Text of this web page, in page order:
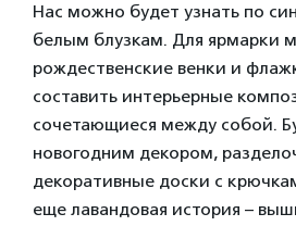
Нас можно будет узнать по
белым блузкам. Для ярмарки
рождественские венки и
составить интерьерные
сочетающиеся между собой.
новогодним декором,
декоративные доски с
еще лавандовая история –